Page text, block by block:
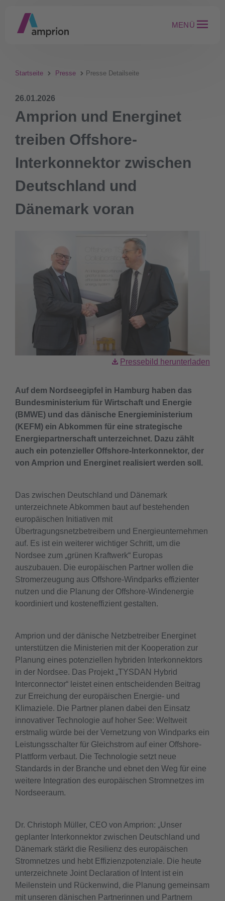
MENÜ
Startseite Presse Presse Detailseite
26.01.2026
Amprion und Energinet
treiben Offshore-
Interkonnektor zwischen
Deutschland und
Dänemark voran
Pressebild herunterladen
Auf dem Nordseegipfel in Hamburg haben das
Bundesministerium für Wirtschaft und Energie
(BMWE) und das dänische Energieministerium
(KEFM) ein Abkommen für eine strategische
Energiepartnerschaft unterzeichnet. Dazu zählt
auch ein potenzieller Offshore-Interkonnektor, der
von Amprion und Energinet realisiert werden soll.
Das zwischen Deutschland und Dänemark
unterzeichnete Abkommen baut auf bestehenden
europäischen Initiativen mit
Übertragungsnetzbetreibern und Energieunternehmen
auf. Es ist ein weiterer wichtiger Schritt, um die
Nordsee zum „grünen Kraftwerk“ Europas
auszubauen. Die europäischen Partner wollen die
Stromerzeugung aus Offshore-Windparks effizienter
nutzen und die Planung der Offshore-Windenergie
koordiniert und kosteneffizient gestalten.
Amprion und der dänische Netzbetreiber Energinet
unterstützen die Ministerien mit der Kooperation zur
Planung eines potenziellen hybriden Interkonnektors
in der Nordsee. Das Projekt „TYSDAN Hybrid
Interconnector“ leistet einen entscheidenden Beitrag
zur Erreichung der europäischen Energie- und
Klimaziele. Die Partner planen dabei den Einsatz
innovativer Technologie auf hoher See: Weltweit
erstmalig würde bei der Vernetzung von Windparks ein
Leistungsschalter für Gleichstrom auf einer Offshore-
Plattform verbaut. Die Technologie setzt neue
Standards in der Branche und ebnet den Weg für eine
weitere Integration des europäischen Stromnetzes im
Nordseeraum.
Dr. Christoph Müller, CEO von Amprion: „Unser
geplanter Interkonnektor zwischen Deutschland und
Dänemark stärkt die Resilienz des europäischen
Stromnetzes und hebt Effizienzpotenziale. Die heute
unterzeichnete Joint Declaration of Intent ist ein
Meilenstein und Rückenwind, die Planung gemeinsam
mit unseren dänischen Partnerinnen und Partnern